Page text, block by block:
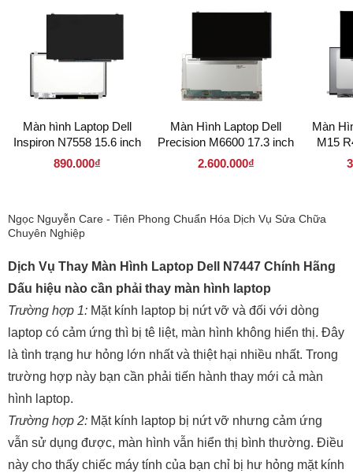
Màn hình Laptop Dell
Inspiron N7558 15.6 inch
LED Mỏng 30 pin (
890.000₫
Màn Hình Laptop Dell
Precision M6600 17.3 inch
LED Mỏng 40 pin (
2.600.000₫
Màn
M15
Ngọc Nguyễn Care - Tiên Phong Chuẩn Hóa Dịch Vụ Sửa Chữa
Chuyên Nghiệp
Dịch Vụ Thay Màn Hình Laptop Dell N7447 Chính Hãng
Dấu hiệu nào cần phải thay màn hình laptop
Trường hợp 1: Mặt kính laptop bị nứt vỡ và đối với dòng
laptop có cảm ứng thì bị tê liệt, màn hình không hiển thị. Đây
là tình trạng hư hỏng lớn nhất và thiệt hại nhiều nhất. Trong
trường hợp này bạn cần phải tiến hành thay mới cả màn
hình laptop.
Trường hợp 2: Mặt kính laptop bị nứt vỡ nhưng cảm ứng
vẫn sử dụng được, màn hình vẫn hiển thị bình thường. Điều
này cho thấy chiếc máy tính của bạn chỉ bị hư hỏng mặt kính